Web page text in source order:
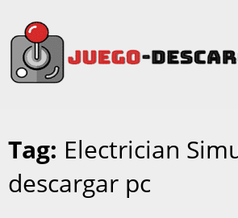
Tag: Electrician
descargar pc